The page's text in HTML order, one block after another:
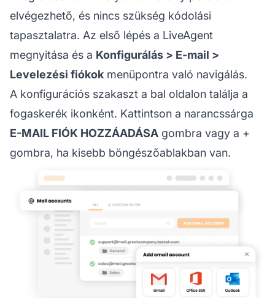
elvégezhető, és nincs szükség kódolási
tapasztalatra. Az első lépés a LiveAgent
megnyitása és a Konfigurálás > E-mail >
Levelezési fiókok menüpontra való navigálás.
A konfigurációs szakaszt a bal oldalon találja a
fogaskerék ikonként. Kattintson a narancssárga
E-MAIL FIÓK HOZZÁADÁSA gombra vagy a +
gombra, ha kisebb böngészőablakban van.